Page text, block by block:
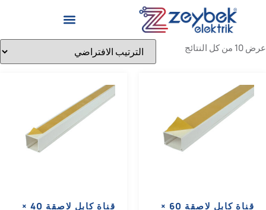
عرض ⁦10⁩ من كل النتائج
قناة كابل لاصقة 60 ×
قناة كابل لاصقة 40 ×